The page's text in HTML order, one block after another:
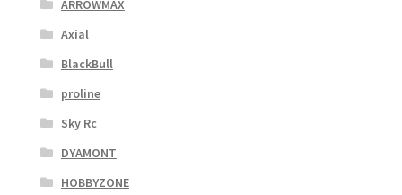
ARROWMAX
Axial
BlackBull
proline
Sky Rc
DYAMONT
HOBBYZONE